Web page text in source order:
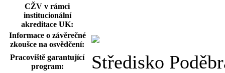
CŽV v rámci
institucionální
akreditace UK:
Informace o závěrečné
zkoušce na osvědčení:
Pracoviště garantující
program:
Středisko